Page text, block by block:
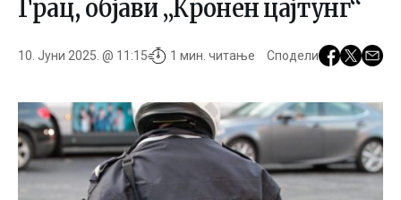
Грац, објави „Кронен цајтунг“
10. Јуни 2025. @ 11:15 1 мин. читање Сподели